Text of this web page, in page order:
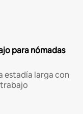
para nómadas
estadía larga con